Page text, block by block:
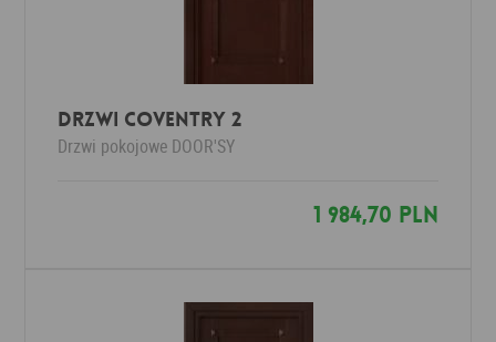
DRZWI COVENTRY 2
Drzwi pokojowe DOOR'SY
1 984,70 PLN